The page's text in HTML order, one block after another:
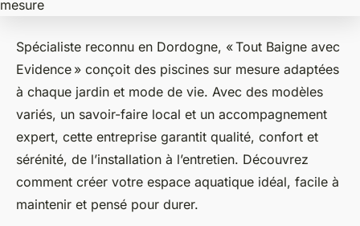
Spécialiste reconnu en Dordogne, « Tout Baigne avec
Evidence » conçoit des piscines sur mesure adaptées
à chaque jardin et mode de vie. Avec des modèles
variés, un savoir-faire local et un accompagnement
expert, cette entreprise garantit qualité, confort et
sérénité, de l’installation à l’entretien. Découvrez
comment créer votre espace aquatique idéal, facile à
maintenir et pensé pour durer.